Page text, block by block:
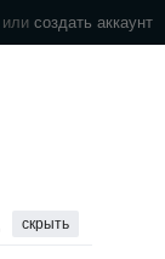
или создать аккаунт
скрыть